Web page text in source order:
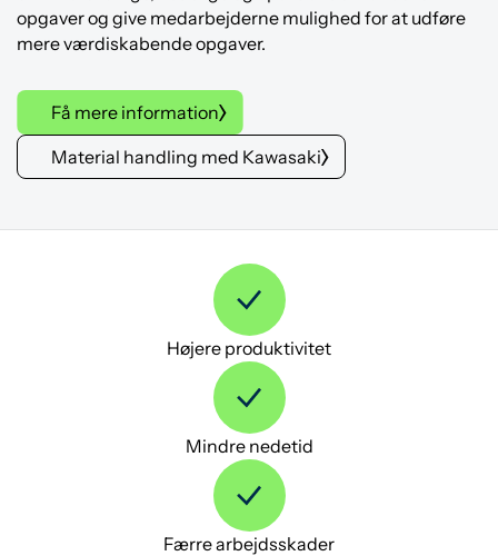
opgaver og give medarbejderne mulighed for at udføre
mere værdiskabende opgaver.
Få mere information
Material handling med Kawasaki
Højere produktivitet
Mindre nedetid
Færre arbejdsskader